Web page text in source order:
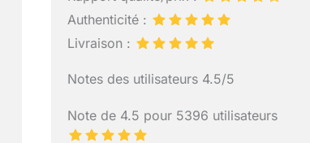
Authenticité :
Livraison :
Notes des utilisateurs 4.5/5
Note de 4.5 pour 5396 utilisateurs